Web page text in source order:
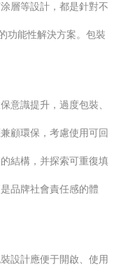
層等設計，都是針對不
功能性解決方案。包裝
意識提升，過度包裝、
顧環保，考慮使用可回
結構，并探索可重復填
品牌社會責任感的體
設計應便于開啟、使用